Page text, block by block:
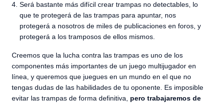
Será bastante más difícil crear trampas no detectables, lo
que te protegerá de las trampas para apuntar, nos
protegerá a nosotros de miles de publicaciones en foros, y
protegerá a los tramposos de ellos mismos.
Creemos que la lucha contra las trampas es uno de los
componentes más importantes de un juego multijugador en
línea, y queremos que juegues en un mundo en el que no
tengas dudas de las habilidades de tu oponente. Es imposible
evitar las trampas de forma definitiva, pero trabajaremos de